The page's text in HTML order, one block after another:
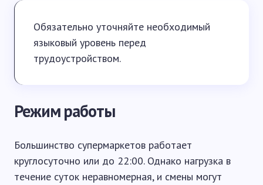
Обязательно уточняйте необходимый
языковый уровень перед
трудоустройством.
Режим работы
Большинство супермаркетов работает
круглосуточно или до 22:00. Однако нагрузка в
течение суток неравномерная, и смены могут